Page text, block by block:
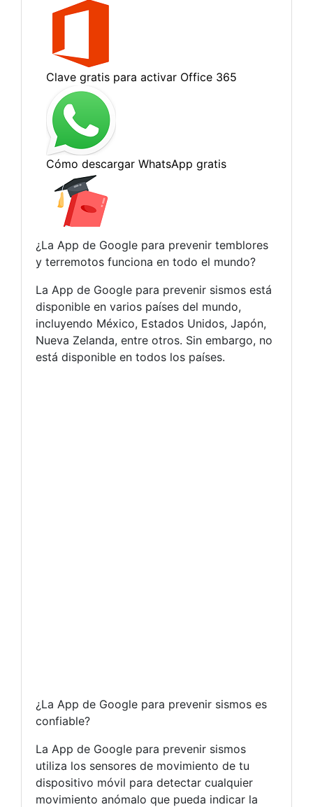
¿La App de Google para prevenir temblores
y terremotos funciona en todo el mundo?
La App de Google para prevenir sismos está
disponible en varios países del mundo,
incluyendo México, Estados Unidos, Japón,
Nueva Zelanda, entre otros. Sin embargo, no
está disponible en todos los países.
¿La App de Google para prevenir sismos es
confiable?
La App de Google para prevenir sismos
utiliza los sensores de movimiento de tu
dispositivo móvil para detectar cualquier
movimiento anómalo que pueda indicar la